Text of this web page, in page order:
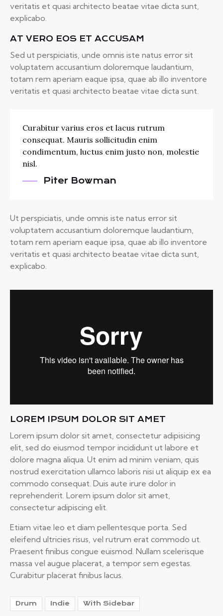
veritatis et quasi architecto beatae vitae dicta sunt,
explicabo.
AT VERO EOS ET ACCUSAM
Sed ut perspiciatis, unde omnis iste natus error sit
voluptatem accusantium doloremque laudantium,
totam rem aperiam eaque ipsa, quae ab illo inventore
veritatis et quasi architecto beatae vitae dicta sunt.
Curabitur varius eros et lacus rutrum
consequat. Mauris sollicitudin enim
condimentum, luctus enim justo non, molestie
nisl.
Piter Bowman
Ut perspiciatis, unde omnis iste natus error sit
voluptatem accusantium doloremque laudantium,
totam rem aperiam eaque ipsa, quae ab illo inventore
veritatis et quasi architecto beatae vitae dicta sunt,
explicabo.
LOREM IPSUM DOLOR SIT AMET
Lorem ipsum dolor sit amet, consectetur adipisicing
elit, sed do eiusmod tempor incididunt ut labore et
dolore magna aliqua. Ut enim ad minim veniam, quis
nostrud exercitation ullamco laboris nisi ut aliquip ex ea
commodo consequat. Duis aute irure dolor in
reprehenderit. Lorem ipsum dolor sit amet,
consectetur adipiscing elit.
Etiam vitae leo et diam pellentesque porta. Sed
eleifend ultricies risus, vel rutrum erat commodo ut.
Praesent finibus congue euismod. Nullam scelerisque
massa vel augue placerat, a tempor sem egestas.
Curabitur placerat finibus lacus.
Drum Indie With Sidebar